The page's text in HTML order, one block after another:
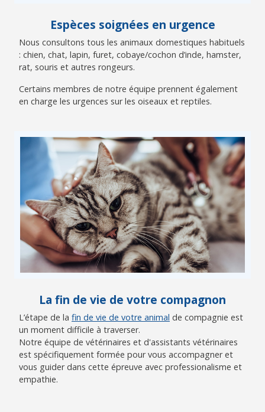
Espèces soignées en urgence
Nous consultons tous les animaux domestiques habituels
: chien, chat, lapin, furet, cobaye/cochon d’inde, hamster,
rat, souris et autres rongeurs.
Certains membres de notre équipe prennent également
en charge les urgences sur les oiseaux et reptiles.
La fin de vie de votre compagnon
L’étape de la fin de vie de votre animal de compagnie est
un moment difficile à traverser.
Notre équipe de vétérinaires et d'assistants vétérinaires
est spécifiquement formée pour vous accompagner et
vous guider dans cette épreuve avec professionalisme et
empathie.